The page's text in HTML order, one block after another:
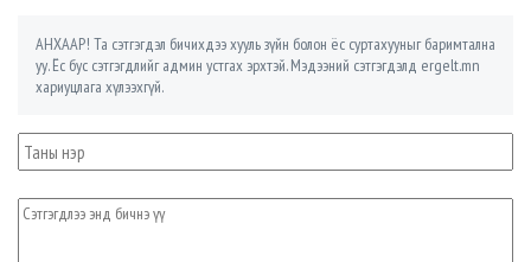
АНХААР! Та сэтгэгдэл бичихдээ хууль зүйн болон ёс суртахууныг баримтална
уу. Ёс бус сэтгэгдлийг админ устгах эрхтэй. Мэдээний сэтгэгдэлд ergelt.mn
хариуцлага хүлээхгүй.